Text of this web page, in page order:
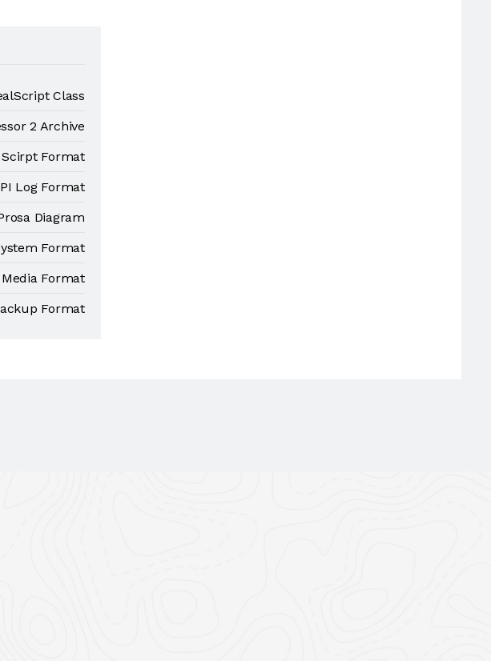
Class
2 Archive
Format
Log Format
Diagram
Format
Format
Format